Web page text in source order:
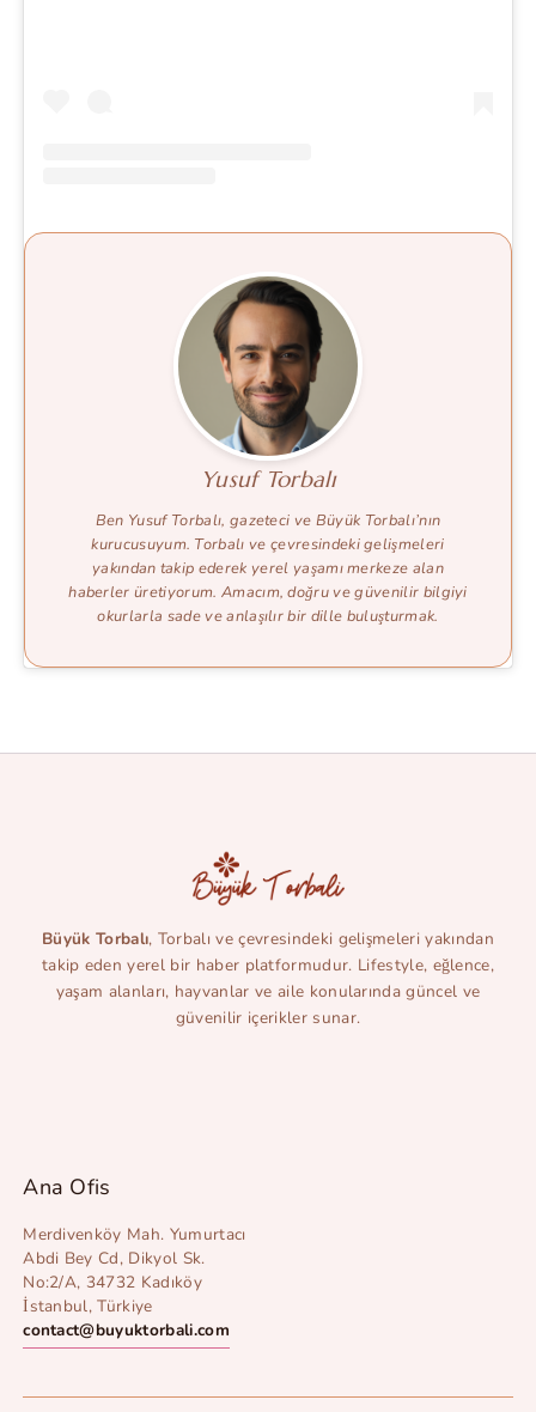
Yusuf Torbalı
Ben Yusuf Torbalı, gazeteci ve Büyük Torbalı’nın
kurucusuyum. Torbalı ve çevresindeki gelişmeleri
yakından takip ederek yerel yaşamı merkeze alan
haberler üretiyorum. Amacım, doğru ve güvenilir bilgiyi
okurlarla sade ve anlaşılır bir dille buluşturmak.
Büyük Torbalı, Torbalı ve çevresindeki gelişmeleri yakından
takip eden yerel bir haber platformudur. Lifestyle, eğlence,
yaşam alanları, hayvanlar ve aile konularında güncel ve
güvenilir içerikler sunar.
Ana Ofis
Merdivenköy Mah. Yumurtacı
Abdi Bey Cd, Dikyol Sk.
No:2/A, 34732 Kadıköy
İstanbul, Türkiye
contact@buyuktorbali.com